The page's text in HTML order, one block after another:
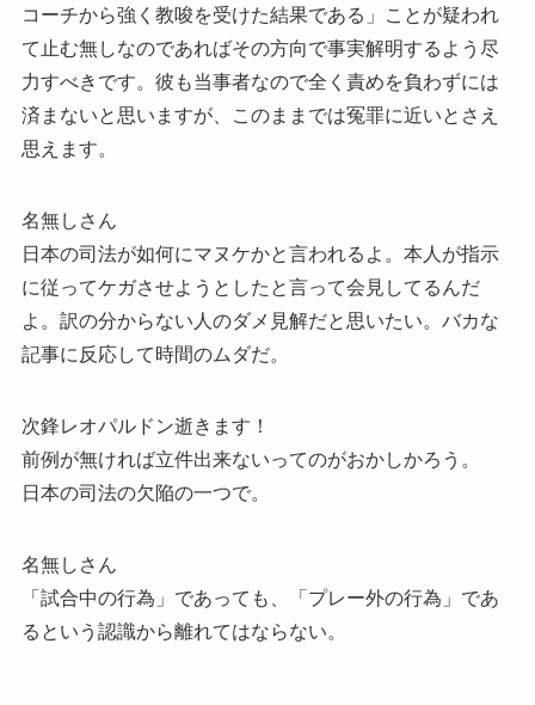
コーチから強く教唆を受けた結果である」ことが疑われ
て止む無しなのであればその方向で事実解明するよう尽
力すべきです。彼も当事者なので全く責めを負わずには
済まないと思いますが、このままでは冤罪に近いとさえ
思えます。
名無しさん
日本の司法が如何にマヌケかと言われるよ。本人が指示
に従ってケガさせようとしたと言って会見してるんだ
よ。訳の分からない人のダメ見解だと思いたい。バカな
記事に反応して時間のムダだ。
次鋒レオパルドン逝きます！
前例が無ければ立件出来ないってのがおかしかろう。
日本の司法の欠陥の一つで。
名無しさん
「試合中の行為」であっても、「プレー外の行為」であ
るという認識から離れてはならない。